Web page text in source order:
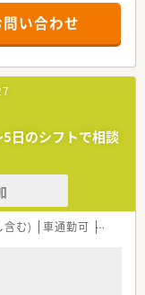
リをつけた勤務が可
導入しております
しております（散財錠
平均50件です。採用後
問い合わせ
日のシフトで相談
含む) 車通勤可 高時給